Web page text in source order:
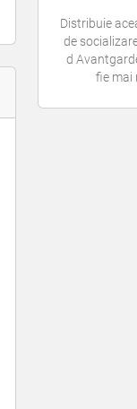
Distribuie
de
d
fie mai